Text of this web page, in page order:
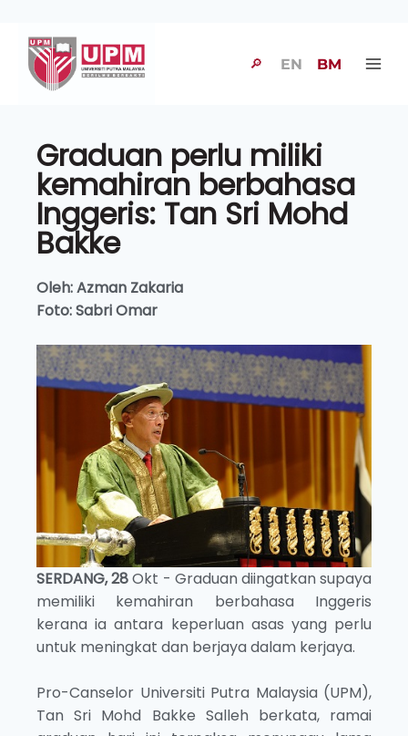
🔎 EN BM
Graduan perlu miliki
kemahiran berbahasa
Inggeris: Tan Sri Mohd
Bakke
Oleh: Azman Zakaria
Foto: Sabri Omar
SERDANG, 28Okt - Graduan diingatkan supaya
memiliki kemahiran berbahasa Inggeris
kerana ia antara keperluan asas yang perlu
untuk meningkat dan berjaya dalam kerjaya.
Pro-Canselor Universiti Putra Malaysia (UPM),
Tan Sri Mohd Bakke Salleh berkata, ramai